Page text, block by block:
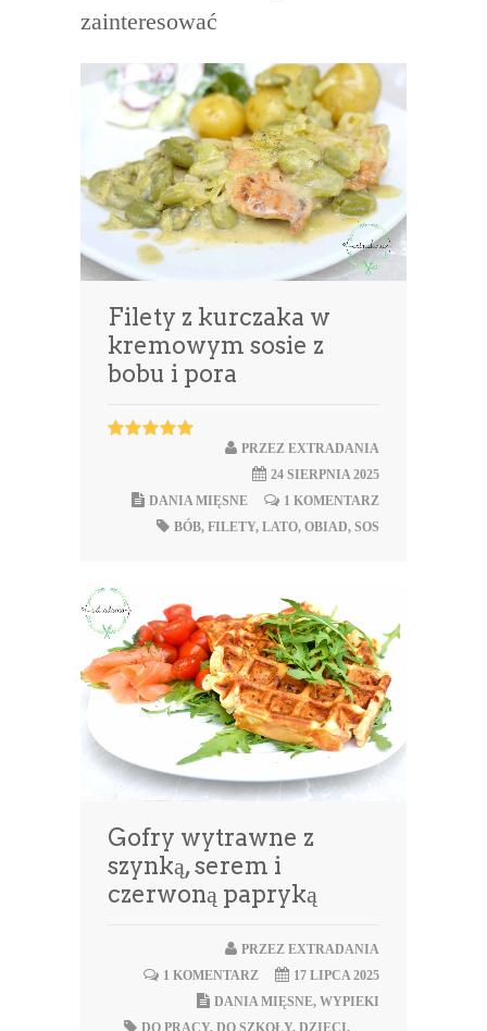
zainteresować
Filety z kurczaka w
kremowym sosie z
bobu i pora
PRZEZ EXTRADANIA
24 SIERPNIA 2025
1 KOMENTARZ
DANIA MIĘSNE
BÓB, FILETY, LATO, OBIAD, SOS
Gofry wytrawne z
szynką, serem i
czerwoną papryką
PRZEZ EXTRADANIA
17 LIPCA 2025
1 KOMENTARZ
DANIA MIĘSNE, WYPIEKI
DO PRACY, DO SZKOŁY, DZIECI,